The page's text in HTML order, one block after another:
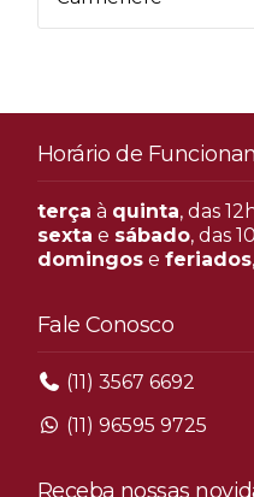
Horário de
terça à quinta, das
sexta e sábado, das
domingose feriados
Fale Conosco
(11) 3567 6692
(11) 96595 9725
Receba nossas